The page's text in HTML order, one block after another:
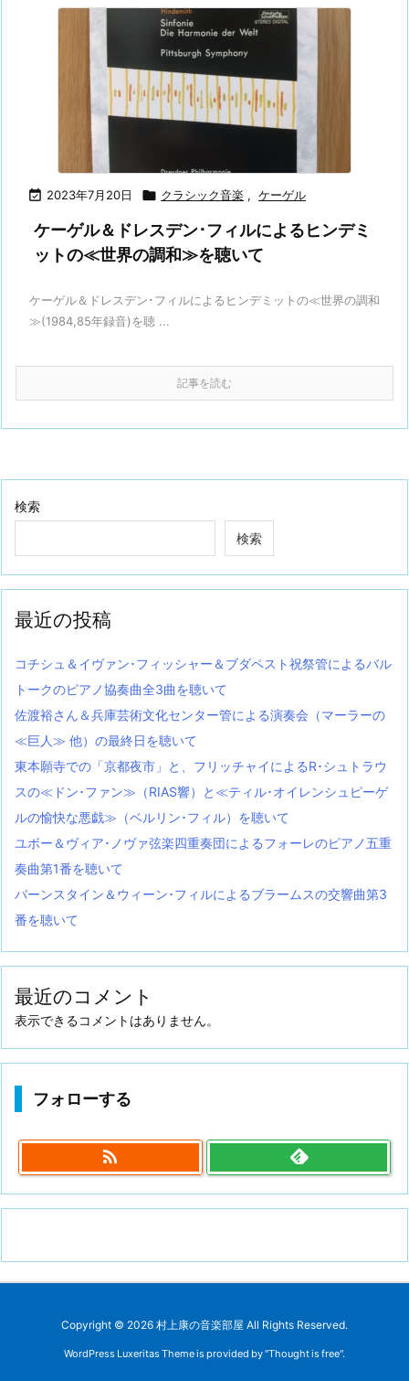
 2023年7月20日  クラシック音楽 , ケーゲル
ケーゲル＆ドレスデン･フィルによるヒンデミ
ットの≪世界の調和≫を聴いて
ケーゲル＆ドレスデン･フィルによるヒンデミットの≪世界の調和
≫(1984,85年録音)を聴 ...
記事を読む
検索
検索
最近の投稿
コチシュ＆イヴァン･フィッシャー＆ブダペスト祝祭管によるバル
トークのピアノ協奏曲全3曲を聴いて
佐渡裕さん＆兵庫芸術文化センター管による演奏会（マーラーの
≪巨人≫ 他）の最終日を聴いて
東本願寺での「京都夜市」と、フリッチャイによるR･シュトラウ
スの≪ドン･ファン≫（RIAS響）と≪ティル･オイレンシュピーゲ
ルの愉快な悪戯≫（ベルリン･フィル）を聴いて
ユボー＆ヴィア･ノヴァ弦楽四重奏団によるフォーレのピアノ五重
奏曲第1番を聴いて
バーンスタイン＆ウィーン･フィルによるブラームスの交響曲第3
番を聴いて
最近のコメント
表示できるコメントはありません。
フォローする

Copyright © 2026 村上康の音楽部屋 All Rights Reserved.
WordPress Luxeritas Theme is provided by "Thought is free".